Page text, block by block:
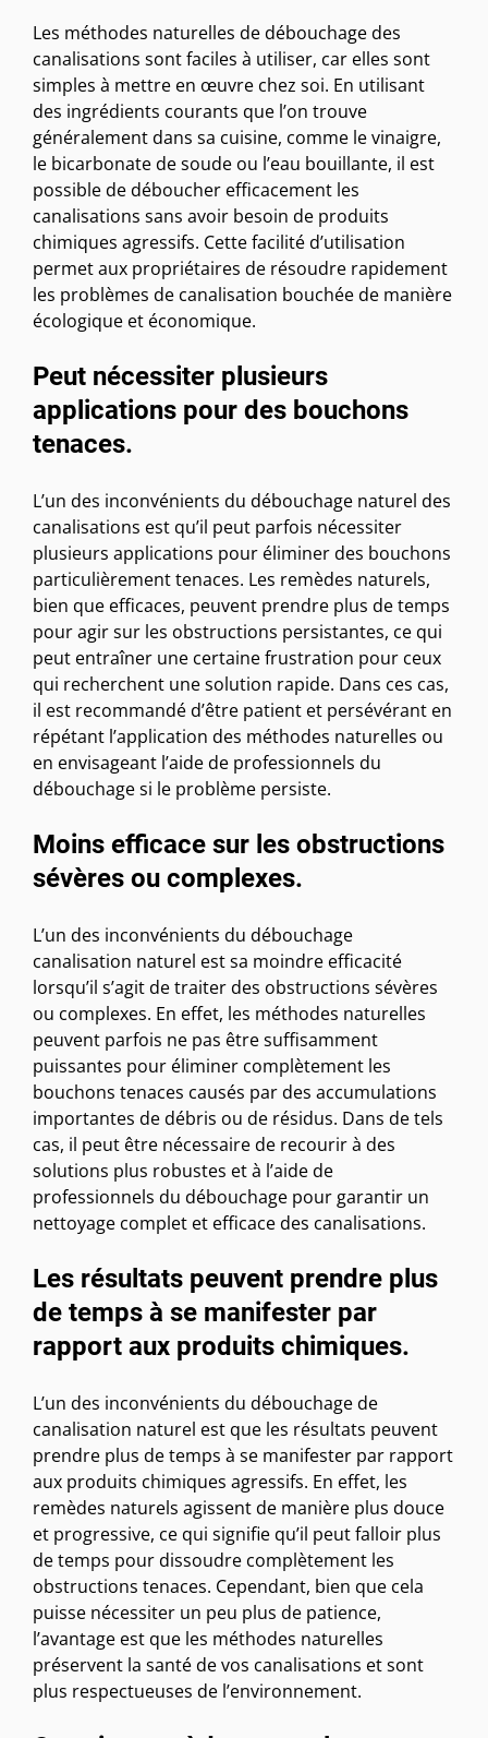
Les méthodes naturelles de débouchage des
canalisations sont faciles à utiliser, car elles sont
simples à mettre en œuvre chez soi. En utilisant
des ingrédients courants que l’on trouve
généralement dans sa cuisine, comme le vinaigre,
le bicarbonate de soude ou l’eau bouillante, il est
possible de déboucher efficacement les
canalisations sans avoir besoin de produits
chimiques agressifs. Cette facilité d’utilisation
permet aux propriétaires de résoudre rapidement
les problèmes de canalisation bouchée de manière
écologique et économique.
Peut nécessiter plusieurs
applications pour des bouchons
tenaces.
L’un des inconvénients du débouchage naturel des
canalisations est qu’il peut parfois nécessiter
plusieurs applications pour éliminer des bouchons
particulièrement tenaces. Les remèdes naturels,
bien que efficaces, peuvent prendre plus de temps
pour agir sur les obstructions persistantes, ce qui
peut entraîner une certaine frustration pour ceux
qui recherchent une solution rapide. Dans ces cas,
il est recommandé d’être patient et persévérant en
répétant l’application des méthodes naturelles ou
en envisageant l’aide de professionnels du
débouchage si le problème persiste.
Moins efficace sur les obstructions
sévères ou complexes.
L’un des inconvénients du débouchage
canalisation naturel est sa moindre efficacité
lorsqu’il s’agit de traiter des obstructions sévères
ou complexes. En effet, les méthodes naturelles
peuvent parfois ne pas être suffisamment
puissantes pour éliminer complètement les
bouchons tenaces causés par des accumulations
importantes de débris ou de résidus. Dans de tels
cas, il peut être nécessaire de recourir à des
solutions plus robustes et à l’aide de
professionnels du débouchage pour garantir un
nettoyage complet et efficace des canalisations.
Les résultats peuvent prendre plus
de temps à se manifester par
rapport aux produits chimiques.
L’un des inconvénients du débouchage de
canalisation naturel est que les résultats peuvent
prendre plus de temps à se manifester par rapport
aux produits chimiques agressifs. En effet, les
remèdes naturels agissent de manière plus douce
et progressive, ce qui signifie qu’il peut falloir plus
de temps pour dissoudre complètement les
obstructions tenaces. Cependant, bien que cela
puisse nécessiter un peu plus de patience,
l’avantage est que les méthodes naturelles
préservent la santé de vos canalisations et sont
plus respectueuses de l’environnement.